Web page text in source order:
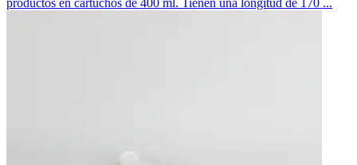
productos en cartuchos de 400 ml. Tienen una longitud de 170 ...